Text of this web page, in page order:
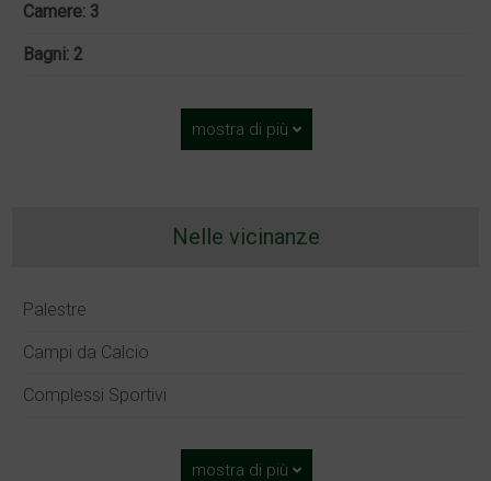
Camere: 3
Bagni: 2
mostra di più
Nelle vicinanze
Palestre
Campi da Calcio
Complessi Sportivi
mostra di più